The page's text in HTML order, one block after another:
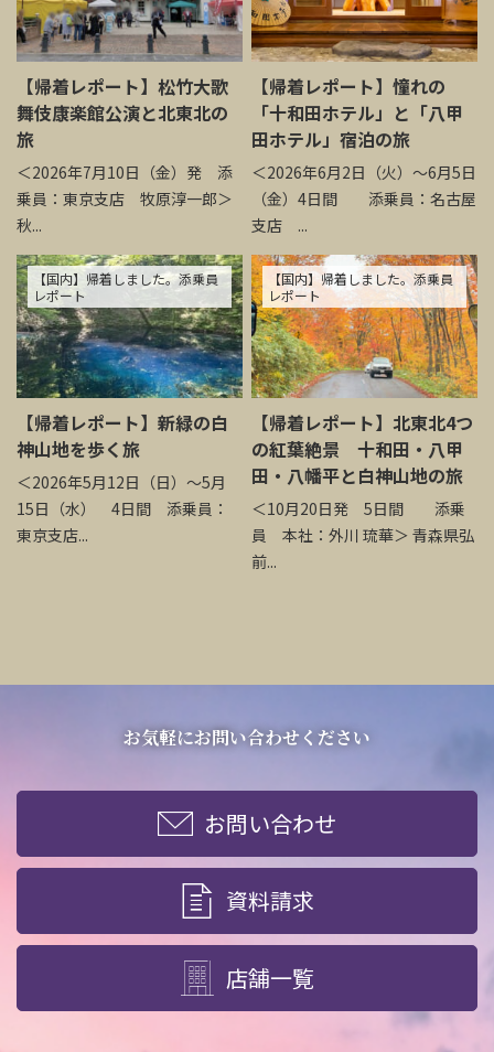
【帰着レポート】松竹大歌
舞伎康楽館公演と北東北の
旅
＜2026年7月10日（金）発 添
乗員：東京支店 牧原淳一郎＞
秋...
【帰着レポート】憧れの
「十和田ホテル」と「八甲
田ホテル」宿泊の旅
＜2026年6月2日（火）～6月5日
（金）4日間 添乗員：名古屋
支店 ...
【国内】帰着しました。添乗員
レポート
【帰着レポート】新緑の白
神山地を歩く旅
＜2026年5月12日（日）～5月
15日（水） 4日間 添乗員：
東京支店...
【国内】帰着しました。添乗員
レポート
【帰着レポート】北東北4つ
の紅葉絶景 十和田・八甲
田・八幡平と白神山地の旅
＜10月20日発 5日間 添乗
員 本社：外川 琉華＞ 青森県弘
前...
お気軽にお問い合わせください
お問い合わせ
資料請求
店舗一覧